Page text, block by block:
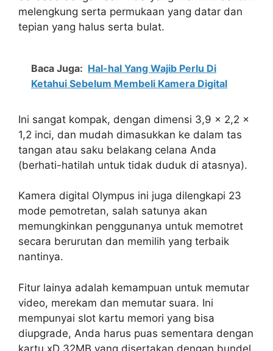
melengkung serta permukaan yang datar dan
tepian yang halus serta bulat.
Baca Juga: Hal-hal Yang Wajib Perlu Di
Ketahui Sebelum Membeli Kamera Digital
Ini sangat kompak, dengan dimensi 3,9 x 2,2 x
1,2 inci, dan mudah dimasukkan ke dalam tas
tangan atau saku belakang celana Anda
(berhati-hatilah untuk tidak duduk di atasnya).
Kamera digital Olympus ini juga dilengkapi 23
mode pemotretan, salah satunya akan
memungkinkan penggunanya untuk memotret
secara berurutan dan memilih yang terbaik
nantinya.
Fitur lainya adalah kemampuan untuk memutar
video, merekam dan memutar suara. Ini
mempunyai slot kartu memori yang bisa
diupgrade, Anda harus puas sementara dengan
kartu xD 32MB yang disertakan dengan bundel.